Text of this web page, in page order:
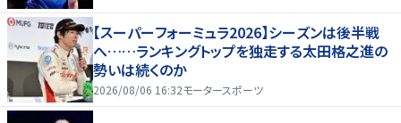
【スーパーフォーミュラ2026】シーズンは後半戦
へ……ランキングトップを独走する太田格之進の
勢いは続くのか
2026/08/06 16:32モータースポーツ